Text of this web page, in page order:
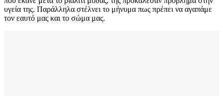
υγεία της. Παράλληλα στέλνει το μήνυμα πως πρέπει να αγαπάμε
τον εαυτό μας και το σώμα μας.